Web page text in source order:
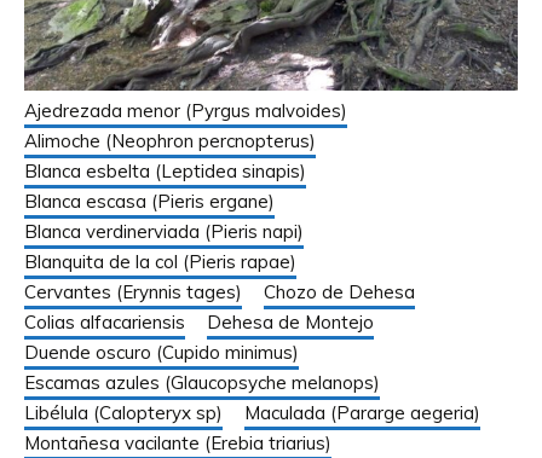
Ajedrezada menor (Pyrgus malvoides)
Alimoche (Neophron percnopterus)
Blanca esbelta (Leptidea sinapis)
Blanca escasa (Pieris ergane)
Blanca verdinerviada (Pieris napi)
Blanquita de la col (Pieris rapae)
Cervantes (Erynnis tages)
Chozo de Dehesa
Colias alfacariensis
Dehesa de Montejo
Duende oscuro (Cupido minimus)
Escamas azules (Glaucopsyche melanops)
Libélula (Calopteryx sp)
Maculada (Pararge aegeria)
Montañesa vacilante (Erebia triarius)